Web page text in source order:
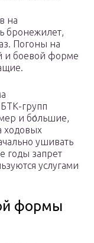
на
бронежилет,
Погоны на
и боевой форме
групп
и бо́льшие,
ходовых
ушивать
годы запрет
услугами
формы